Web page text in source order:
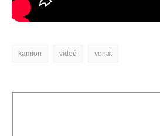
kamion videó vonat